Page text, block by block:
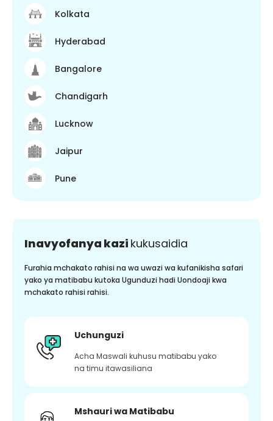
Kolkata
Hyderabad
Bangalore
Chandigarh
Lucknow
Jaipur
Pune
Inavyofanya kazi kukusaidia
Furahia mchakato rahisi na wa uwazi wa kufanikisha safari
yako ya matibabu kutoka Ugunduzi hadi Uondoaji kwa
mchakato rahisi rahisi.
Uchunguzi
Acha Maswali kuhusu matibabu yako
na timu itawasiliana
Mshauri wa Matibabu